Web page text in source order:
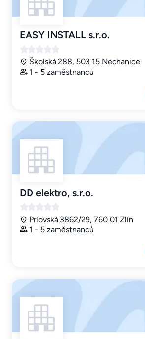
EASY INSTALL s.r.o.
Školská 288, 503 15 Nechanice
1 - 5 zaměstnanců
DD elektro, s.r.o.
Prlovská 3862/29, 760 01 Zlín
1 - 5 zaměstnanců